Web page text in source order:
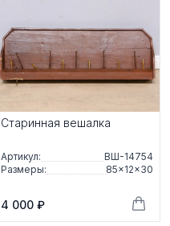
Старинная вешалка
Артикул:
ВШ-14754
Размеры:
85×12×30
4 000 ₽